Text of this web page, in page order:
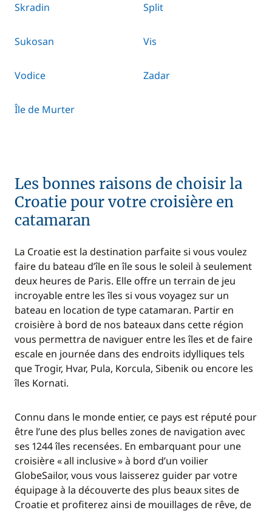
Skradin Split
Sukosan Vis
Vodice Zadar
Île de Murter
Les bonnes raisons de choisir la
Croatie pour votre croisière en
catamaran
La Croatie est la destination parfaite si vous voulez
faire du bateau d’île en île sous le soleil à seulement
deux heures de Paris. Elle offre un terrain de jeu
incroyable entre les îles si vous voyagez sur un
bateau en location de type catamaran. Partir en
croisière à bord de nos bateaux dans cette région
vous permettra de naviguer entre les îles et de faire
escale en journée dans des endroits idylliques tels
que Trogir, Hvar, Pula, Korcula, Sibenik ou encore les
îles Kornati.
Connu dans le monde entier, ce pays est réputé pour
être l’une des plus belles zones de navigation avec
ses 1244 îles recensées. En embarquant pour une
croisière « all inclusive » à bord d’un voilier
GlobeSailor, vous vous laisserez guider par votre
équipage à la découverte des plus beaux sites de
Croatie et profiterez ainsi de mouillages de rêve, de